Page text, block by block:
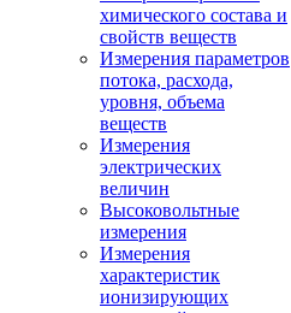
химического состава и
свойств веществ
Измерения параметров
потока, расхода,
уровня, объема
веществ
Измерения
электрических
величин
Высоковольтные
измерения
Измерения
характеристик
ионизирующих